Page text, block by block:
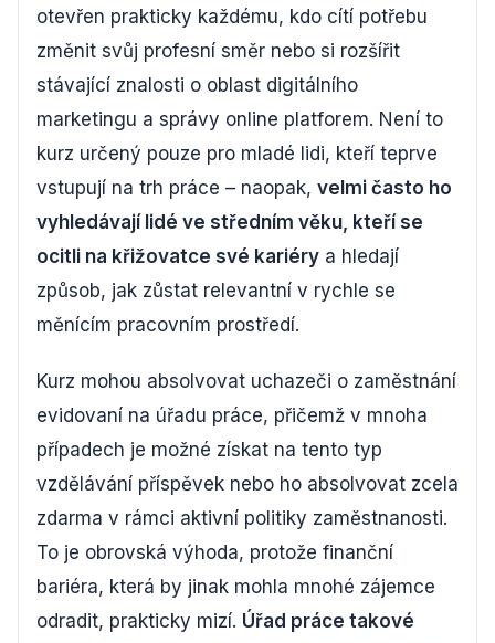
otevřen prakticky každému, kdo cítí potřebu
změnit svůj profesní směr nebo si rozšířit
stávající znalosti o oblast digitálního
marketingu a správy online platforem. Není to
kurz určený pouze pro mladé lidi, kteří teprve
vstupují na trh práce – naopak, velmi často ho
vyhledávají lidé ve středním věku, kteří se
ocitli na křižovatce své kariéry a hledají
způsob, jak zůstat relevantní v rychle se
měnícím pracovním prostředí.
Kurz mohou absolvovat uchazeči o zaměstnání
evidovaní na úřadu práce, přičemž v mnoha
případech je možné získat na tento typ
vzdělávání příspěvek nebo ho absolvovat zcela
zdarma v rámci aktivní politiky zaměstnanosti.
To je obrovská výhoda, protože finanční
bariéra, která by jinak mohla mnohé zájemce
odradit, prakticky mizí. Úřad práce takové